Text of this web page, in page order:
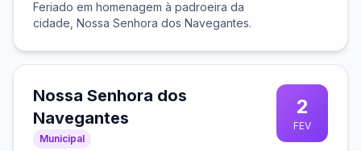
Feriado em homenagem à padroeira da
cidade, Nossa Senhora dos Navegantes.
Nossa Senhora dos
Navegantes
Municipal
2
FEV